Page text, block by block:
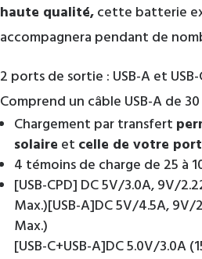
haute qualité,cette batterie
accompagnera pendant de
2 ports de sortie : USB-A et
Comprend un câble USB-A de
Chargement par transfert
solaire et celle de votre
4 témoins de charge de 25 à
[USB-CPD] DC 5V/3.0A, 9V/
Max.)[USB-A]DC 5V/4.5A, 9V/
Max.)
[USB-C+USB-A]DC 5.0V/3.0A